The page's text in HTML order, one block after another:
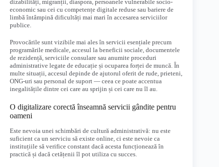
dizabilități, migranții, diaspora, persoanele vulnerabile socio-
economic sau cei cu competențe digitale reduse sau bariere de
limbă întâmpină dificultăți mai mari în accesarea serviciilor
publice.
Provocările sunt vizibile mai ales în servicii esențiale precum
programările medicale, accesul la beneficii sociale, documentele
de rezidență, serviciile consulare sau anumite proceduri
administrative legate de educație și ocuparea forței de muncă. În
multe situații, accesul depinde de ajutorul oferit de rude, prieteni,
ONG-uri sau personal de suport — ceea ce poate accentua
inegalitățile dintre cei care au sprijin și cei care nu îl au.
O digitalizare corectă înseamnă servicii gândite pentru
oameni
Este nevoia unei schimbări de cultură administrativă: nu este
suficient ca un serviciu să existe online, ci este nevoie ca
instituțiile să verifice constant dacă acesta funcționează în
practică și dacă cetățenii îl pot utiliza cu succes.